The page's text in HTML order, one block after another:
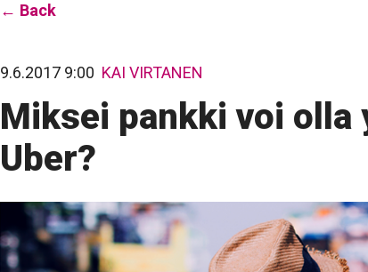
← Back
9.6.2017 9:00 KAI VIRTANEN
Miksei pankki voi olla
Uber?